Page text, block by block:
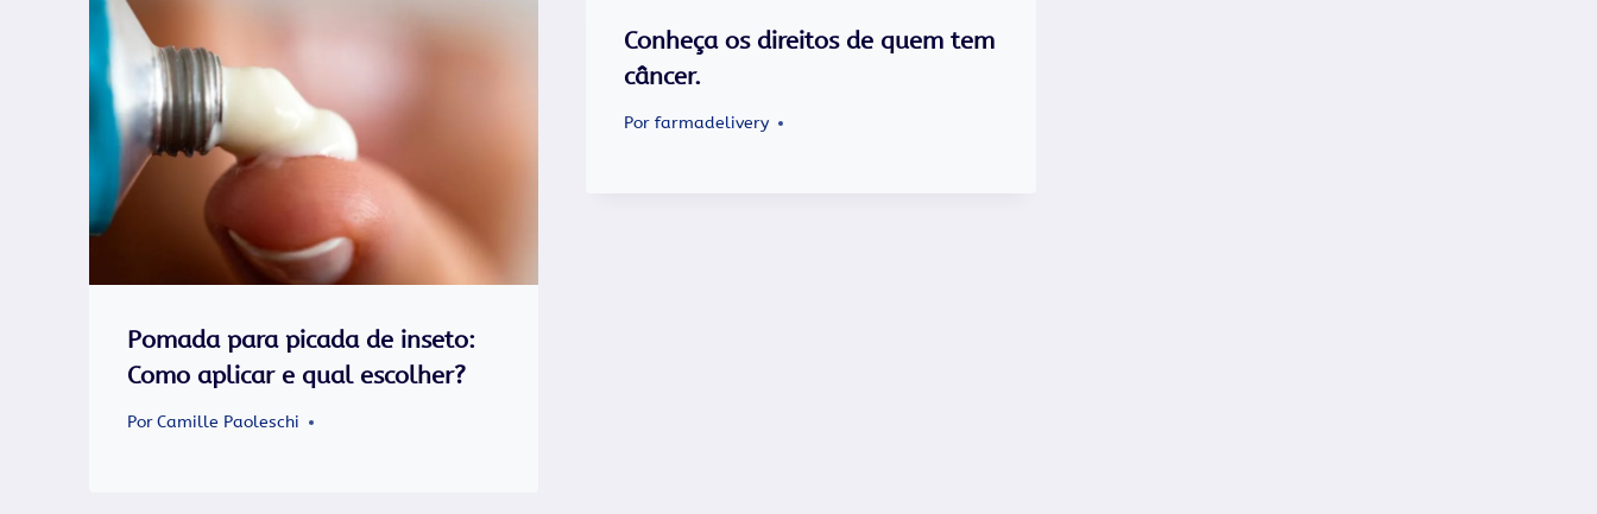
Pomada para picada de inseto​:
Como aplicar e qual escolher?
PorCamille Paoleschi
Conheça os direitos de quem tem
câncer.
Por farmadelivery